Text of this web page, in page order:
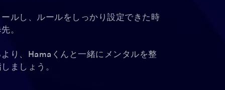
ルし、ルールをしっかり設定できた時
。
り、Hamaくんと一緒にメンタルを整
ましょう。